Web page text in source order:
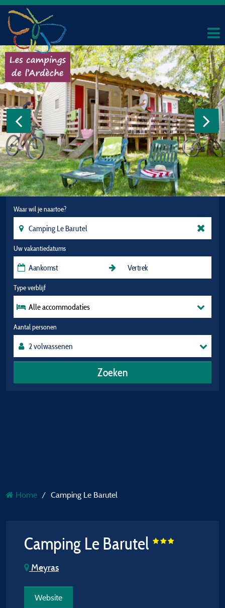
Waar wil je naartoe?
Uw vakantiedatums
Type verblijf
Alle accommodaties
Aantal personen
Zoeken
Home Camping Le Barutel
Camping Le Barutel
Meyras
Website